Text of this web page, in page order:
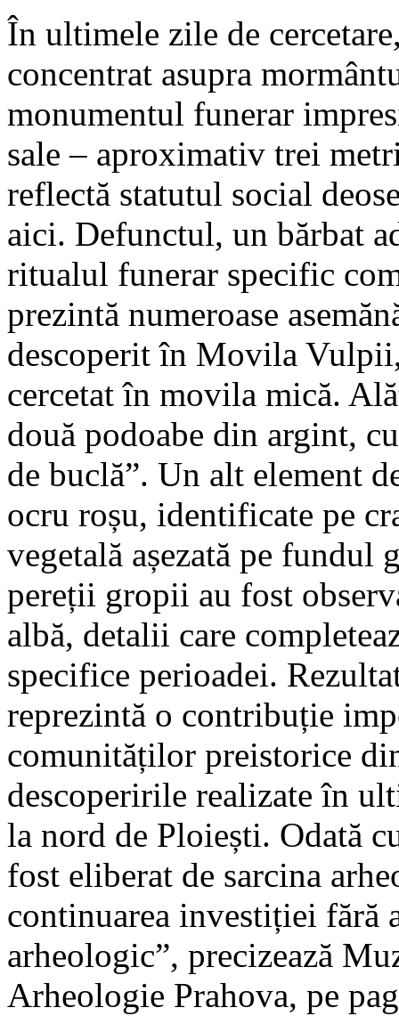
În ultimele zile de
concentrat asupra
monumentul funerar
sale – aproximativ trei
reflectă statutul social
aici. Defunctul, un bărbat
ritualul funerar specific
prezintă numeroase
descoperit în Movila
cercetat în movila mică.
două podoabe din argint,
de buclă”. Un alt element
ocru roșu, identificate pe
vegetală așezată pe fundul
pereții gropii au fost
albă, detalii care
specifice perioadei.
reprezintă o contribuție
comunităților preistorice
descoperirile realizate în
la nord de Ploiești. Odată
fost eliberat de sarcina
continuarea investiției fără
arheologic”, precizează
Arheologie Prahova, pe